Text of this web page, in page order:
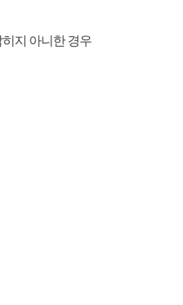
지 아니한 경우